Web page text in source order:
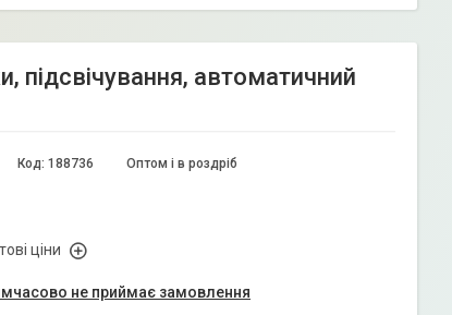
підсвічування, автоматичний
Оптом і в роздріб
Код: 188736
ціни
не приймає замовлення